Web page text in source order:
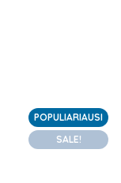
POPULIARIAUSI
SALE!